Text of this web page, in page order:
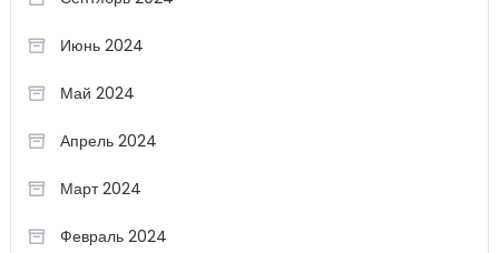
Июнь 2024
Май 2024
Апрель 2024
Март 2024
Февраль 2024